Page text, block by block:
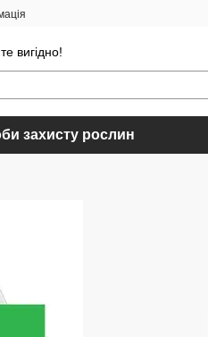
вигідно!
захисту рослин